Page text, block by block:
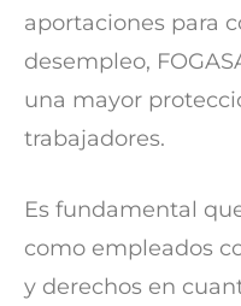
aportaciones para
desempleo,
una mayor
trabajadores.
Es fundamental
como empleados
y derechos en